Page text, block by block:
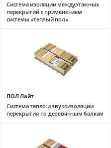
Система изоляции междуэтажных
перекрытий c применением
системы «теплый пол»
ПОЛ Лайт
Система тепло и звукоизоляции
перекрытия по деревянным балкам